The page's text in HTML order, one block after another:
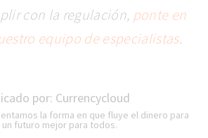
con la regulación, ponte en
equipo de especialistas.
por: Currencycloud
la forma en que fluye el dinero para
un futuro mejor para todos.